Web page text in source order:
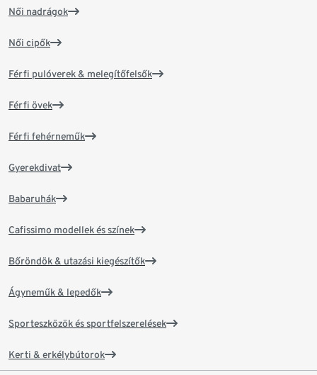
Női nadrágok
Női cipők
Férfi pulóverek & melegítőfelsők
Férfi övek
Férfi fehérneműk
Gyerekdivat
Babaruhák
Cafissimo modellek és színek
Bőröndök & utazási kiegészítők
Ágyneműk & lepedők
Sporteszközök és sportfelszerelések
Kerti & erkélybútorok